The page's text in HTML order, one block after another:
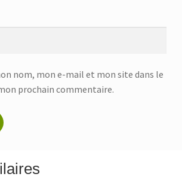
nom, mon e-mail et mon site dans le
prochain commentaire.